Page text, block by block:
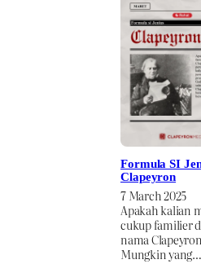
Formula SI
Clapeyron
7 March 2025
Apakah kalian
cukup familier
nama
Mungkin yang…